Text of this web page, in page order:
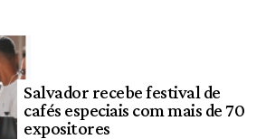
Salvador recebe festival de
cafés especiais com mais de 70
expositores